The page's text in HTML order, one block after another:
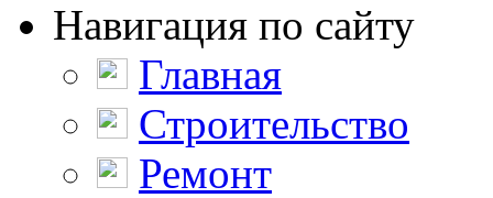
Навигация по сайту
Главная
Строительство
Ремонт